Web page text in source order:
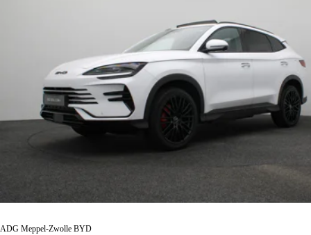
ADG Meppel-Zwolle BYD